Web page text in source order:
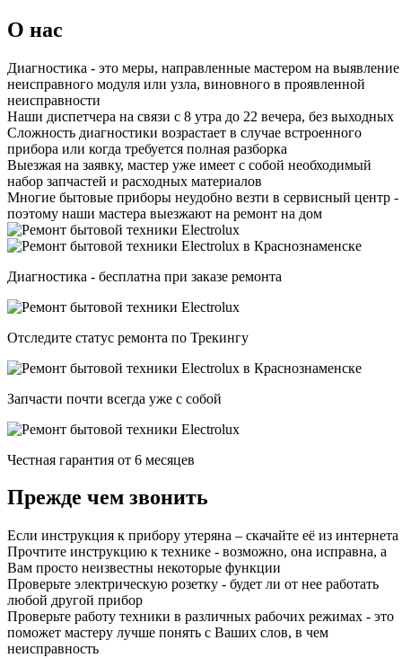
О нас
Диагностика - это меры, направленные мастером на выявление
неисправного модуля или узла, виновного в проявленной
неисправности
Наши диспетчера на связи с 8 утра до 22 вечера, без выходных
Сложность диагностики возрастает в случае встроенного
прибора или когда требуется полная разборка
Выезжая на заявку, мастер уже имеет с собой необходимый
набор запчастей и расходных материалов
Многие бытовые приборы неудобно везти в сервисный центр -
поэтому наши мастера выезжают на ремонт на дом
Диагностика - бесплатна при заказе ремонта
Отследите статус ремонта по Трекингу
Запчасти почти всегда уже с собой
Честная гарантия от 6 месяцев
Прежде чем звонить
Если инструкция к прибору утеряна – скачайте её из интернета
Прочтите инструкцию к технике - возможно, она исправна, а
Вам просто неизвестны некоторые функции
Проверьте электрическую розетку - будет ли от нее работать
любой другой прибор
Проверьте работу техники в различных рабочих режимах - это
поможет мастеру лучше понять с Ваших слов, в чем
неисправность